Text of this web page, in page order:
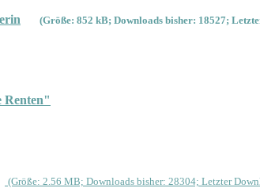
(Größe: 852 kB; Downloads bisher: 18527;
Renten"
(Größe: 2.56 MB; Downloads bisher: 28304; Letzter